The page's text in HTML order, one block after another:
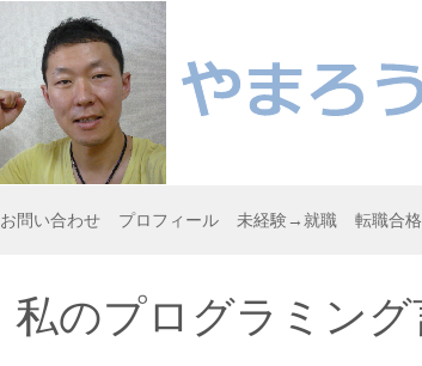
お問い合わせ プロフィール 未経験→就職 転職合
私のプログラミング